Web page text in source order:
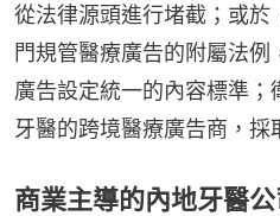
從法律源頭進行堵截；或
門規管醫療廣告的附屬法
廣告設定統一的內容標準
牙醫的跨境醫療廣告商，採
商業主導的內地牙醫公